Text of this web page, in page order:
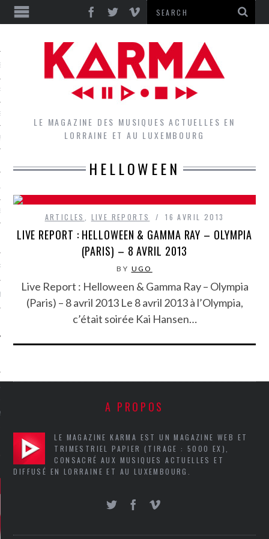
GROUPES DU LOCAL
LE LOCAL DU MAGAZINE
LE MAGAZINE DES MUSIQUES ACTUELLES EN
LORRAINE ET AU LUXEMBOURG
HELLOWEEN
ARTICLES LIVE REPORTS 16 AVRIL 2013
LIVE REPORT : HELLOWEEN & GAMMA RAY – OLYMPIA
(PARIS) – 8 AVRIL 2013
BY UGO
Live Report : Helloween & Gamma Ray – Olympia
(Paris) – 8 avril 2013 Le 8 avril 2013 à l’Olympia,
c’était soirée Kai Hansen…
A PROPOS
LE MAGAZINE KARMA EST UN MAGAZINE WEB ET
TRIMESTRIEL PAPIER (TIRAGE : 5000 EX),
CONSACRÉ AUX MUSIQUES ACTUELLES ET
DIFFUSÉ EN LORRAINE ET AU LUXEMBOURG.